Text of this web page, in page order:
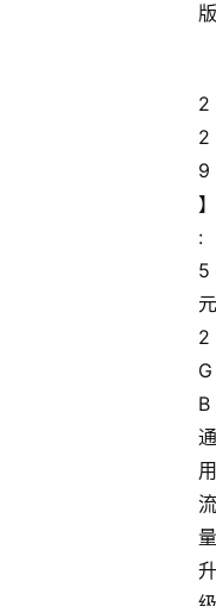
版
2
2
9
】
:
5
元
2
G
B
通
用
流
量
升